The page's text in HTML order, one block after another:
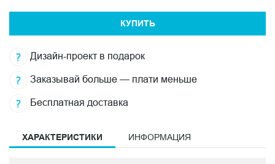
КУПИТЬ
Дизайн-проект в подарок
Заказывай больше — плати меньше
Бесплатная доставка
ХАРАКТЕРИСТИКИ ИНФОРМАЦИЯ